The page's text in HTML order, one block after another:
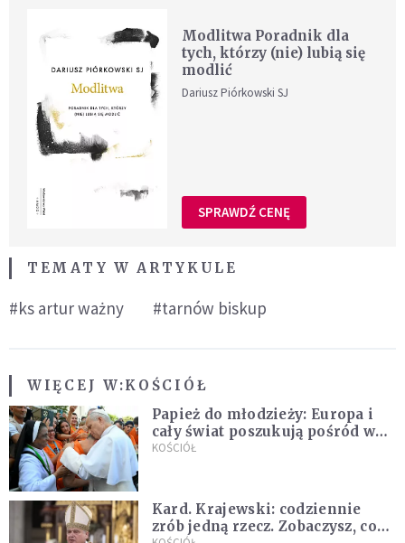
Modlitwa Poradnik dla
tych, którzy (nie) lubią się
modlić
Dariusz Piórkowski SJ
SPRAWDŹ CENĘ
TEMATY W ARTYKULE
#ks artur ważny #tarnów biskup
WIĘCEJ W:KOŚCIÓŁ
Papież do młodzieży: Europa i
cały świat poszukują pośród was
nowych świętych
KOŚCIÓŁ
Kard. Krajewski: codziennie
zrób jedną rzecz. Zobaczysz, co